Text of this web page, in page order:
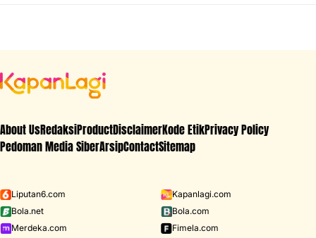
About UsRedaksiProductDisclaimerKode EtikPrivacy Policy
Pedoman Media SiberArsipContactSitemap
Liputan6.com
Kapanlagi.com
Bola.net
Bola.com
Merdeka.com
Fimela.com